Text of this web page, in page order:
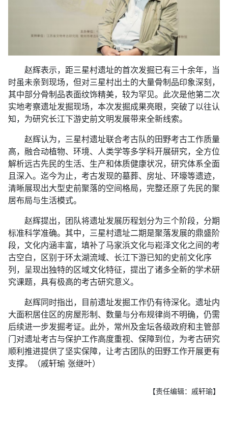
赵辉表示，距三星村遗址的首次发掘已有三十余年，当
时虽未亲到现场，但对三星村出土的大量骨制品印象深刻，
其中部分骨制品表面纹饰精美，较为罕见。此次是他第二次
实地考察遗址发掘现场，本次发掘成果亮眼，突破了以往认
知，为研究长江下游史前文明发展带来全新线索。
赵辉认为，三星村遗址联合考古队的田野考古工作质量
高，融合动植物、环境、人类学等多学科开展研究，全方位
解析远古先民的生活、生产和体质健康状况，研究体系全面
且深入。迄今为止，考古发现的墓葬、房址、环壕等遗迹，
清晰展现出大型史前聚落的空间格局，完整还原了先民的聚
居布局与生活模式。
赵辉提出，团队将遗址发展历程划分为三个阶段，分期
标准科学准确。其中，三星村遗址二期是聚落发展的鼎盛阶
段，文化内涵丰富，填补了马家浜文化与崧泽文化之间的考
古空白，区别于环太湖流域、长江下游已知的史前文化序
列，呈现出独特的区域文化特征，提出了诸多全新的学术研
究课题，具有极高的考古研究意义。
赵辉同时指出，目前遗址发掘工作仍有待深化。遗址内
大面积居住区的房屋形制、数量与分布规律尚不明确，仍需
后续进一步发掘考证。此外，常州及金坛各级政府和主管部
门对遗址考古与保护工作高度重视、保障到位，为考古研究
顺利推进提供了坚实保障，让考古团队的田野工作开展更有
支撑。（戚轩瑜 张继叶）
【责任编辑：戚轩瑜】